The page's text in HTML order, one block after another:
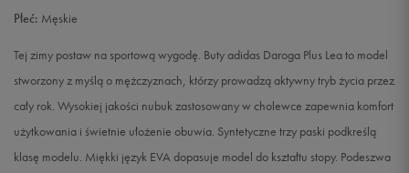
44 2/3 28,5 cm Powiadom o dostępności
45 1/3 29 cm Powiadom o dostępności
Płeć: Męskie
Tej zimy postaw na sportową wygodę. Buty adidas Daroga Plus Lea to model
stworzony z myślą o mężczyznach, którzy prowadzą aktywny tryb życia przez
cały rok. Wysokiej jakości nubuk zastosowany w cholewce zapewnia komfort
użytkowania i świetnie ułożenie obuwia. Syntetyczne trzy paski podkreślą
klasę modelu. Miękki język EVA dopasuje model do kształtu stopy. Podeszwa